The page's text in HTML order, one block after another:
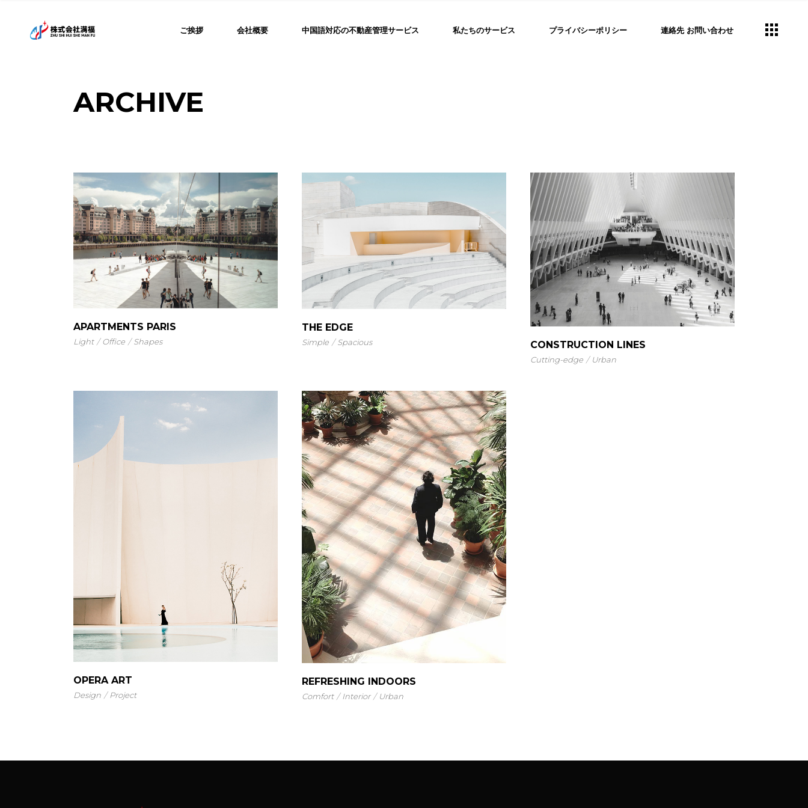
content ご挨拶
専務挨拶
会社概要 中国語対応の不動産管理サービス 私たちのサービス プライバシーポリシー 連絡先 お問い合わせ
代表挨拶
ARCHIVE
APARTMENTS PARIS
Light Office Shapes
THE EDGE
Simple Spacious CONSTRUCTION LINES
Cutting-edge Urban
OPERA ART
Design Project
REFRESHING INDOORS
Comfort Interior Urban